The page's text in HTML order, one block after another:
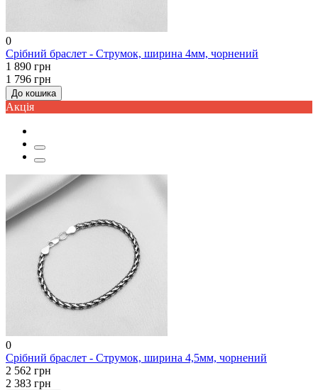
0
Срібний браслет - Струмок, ширина 4мм, чорнений
1 890 грн
1 796 грн
До кошика
Акцiя
0
Срібний браслет - Струмок, ширина 4,5мм, чорнений
2 562 грн
2 383 грн